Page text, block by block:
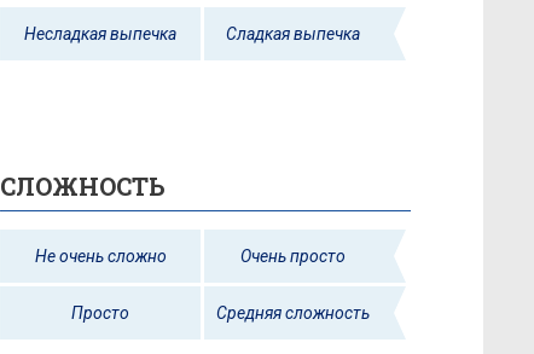
Несладкая выпечка Сладкая выпечка
СЛОЖНОСТЬ
Не очень сложно Очень просто
Просто Средняя сложность